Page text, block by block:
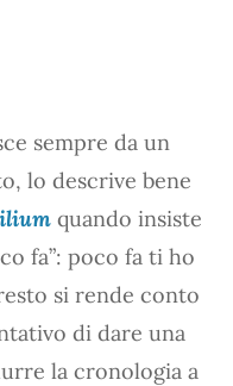
sempre da un
lo descrive bene
quando insiste
fa”: poco fa ti ho
si rende conto
di dare una
la cronologia a